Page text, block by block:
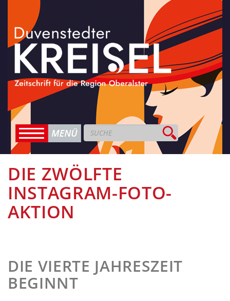
DIE ZWÖLFTE
INSTAGRAM-FOTO-
AKTION
DIE VIERTE JAHRESZEIT
BEGINNT